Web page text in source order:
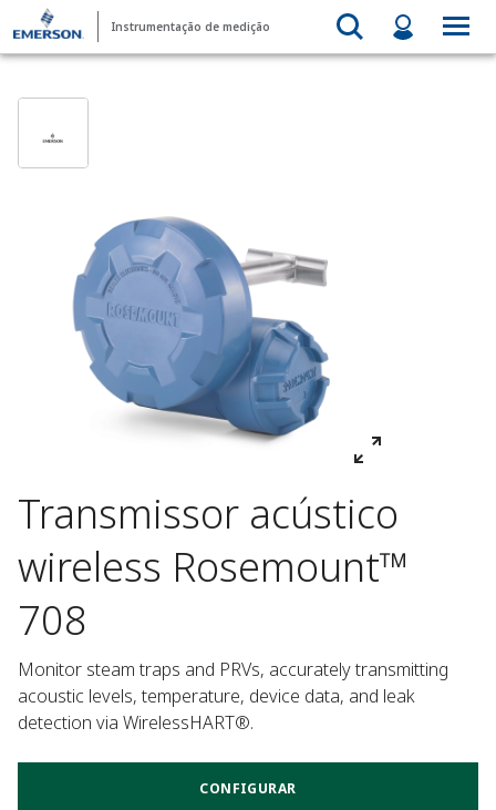
Instrumentação de medição
Transmissor acústico
wireless Rosemount™
708
Monitor steam traps and PRVs, accurately transmitting
acoustic levels, temperature, device data, and leak
detection via WirelessHART®.
CONFIGURAR